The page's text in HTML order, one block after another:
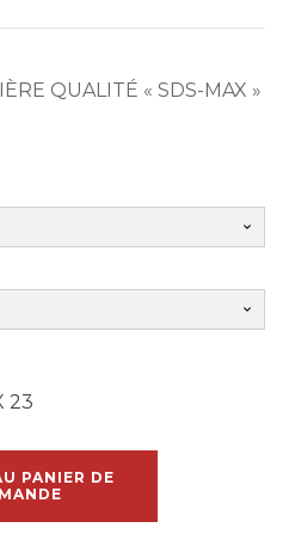
QUALITÉ « SDS-MAX »
23
PANIER DE